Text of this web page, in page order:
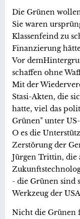
Die Grünen
Sie waren
Klassenfeind zu
Finanzierung
Vor
schaffen ohne
Mit der
Stasi-Akten, die
hatte, viel das
Grünen" unter
O es die
Zerstörung der
Jürgen Trittin, die
- die Grünen sind
Werkzeug der
Nicht die Grünen